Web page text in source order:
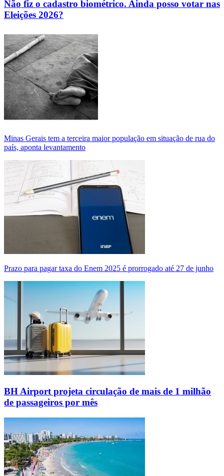
Não fiz o cadastro biométrico. Ainda posso votar nas
Eleições 2026?
Minas Gerais tem a terceira maior população em situação de rua do
país, aponta levantamento
Prazo para pagar taxa do Enem 2025 é prorrogado até 27 de junho
BH Airport projeta circulação de mais de 1 milhão
de passageiros por mês